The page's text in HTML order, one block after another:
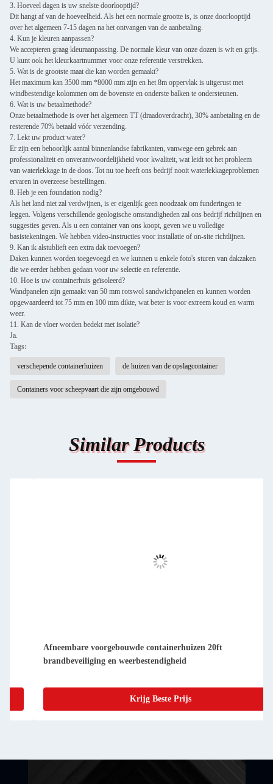
3. Hoeveel dagen is uw snelste doorlooptijd?
Dit hangt af van de hoeveelheid. Als het een normale grootte is, is onze doorlooptijd
over het algemeen 7-15 dagen na het ontvangen van de aanbetaling.
4. Kun je kleuren aanpassen?
We accepteren graag kleuraanpassing. De normale kleur van onze dozen is wit en grijs.
U kunt ook het kleurkaartnummer voor onze referentie verstrekken.
5. Wat is de grootste maat die kan worden gemaakt?
Het maximum kan 3500 mm *8000 mm zijn en het 8m oppervlak is uitgerust met
windbestendige kolommen om de bovenste en onderste balken te ondersteunen.
6. Wat is uw betaalmethode?
Onze betaalmethode is over het algemeen TT (draadoverdracht), 30% aanbetaling en de
resterende 70% betaald vóór verzending.
7. Lekt uw product water?
Er zijn een behoorlijk aantal binnenlandse fabrikanten, vanwege een gebrek aan
professionaliteit en onverantwoordelijkheid voor kwaliteit, wat leidt tot het probleem
van waterlekkage in de doos. Tot nu toe heeft ons bedrijf nooit waterlekkageproblemen
ervaren in overzeese bestellingen.
8. Heb je een foundation nodig?
Als het land niet zal verdwijnen, is er eigenlijk geen noodzaak om funderingen te
leggen. Volgens verschillende geologische omstandigheden zal ons bedrijf richtlijnen en
suggesties geven. Als u een container van ons koopt, geven we u volledige
basistekeningen. We hebben video-instructies voor installatie of on-site richtlijnen.
9. Kan ik alstublieft een extra dak toevoegen?
Daken kunnen worden toegevoegd en we kunnen u enkele foto's sturen van dakzaken
die we eerder hebben gedaan voor uw selectie en referentie.
10. Hoe is uw containerhuis geïsoleerd?
Wandpanelen zijn gemaakt van 50 mm rotswol sandwichpanelen en kunnen worden
opgewaardeerd tot 75 mm en 100 mm dikte, wat beter is voor extreem koud en warm
weer.
11. Kan de vloer worden bedekt met isolatie?
Ja.
Tags:
verschepende containerhuizen de huizen van de opslagcontainer
Containers voor scheepvaart die zijn omgebouwd
Similar Products
Afneembare voorgebouwde containerhuizen 20ft
brandbeveiliging en weerbestendigheid
Krijg Beste Prijs